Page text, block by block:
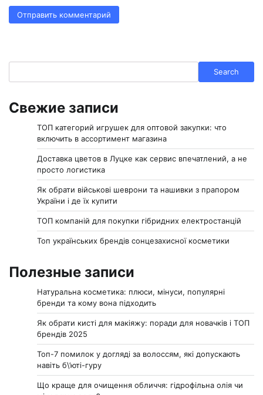
Search
Свежие записи
ТОП категорий игрушек для оптовой закупки: что
включить в ассортимент магазина
Доставка цветов в Луцке как сервис впечатлений, а не
просто логистика
Як обрати військові шеврони та нашивки з прапором
України і де їх купити
ТОП компаній для покупки гібридних електростанцій
Топ українських брендів сонцезахисної косметики
Полезные записи
Натуральна косметика: плюси, мінуси, популярні
бренди та кому вона підходить
Як обрати кисті для макіяжу: поради для новачків і ТОП
брендів 2025
Топ-7 помилок у догляді за волоссям, які допускають
навіть б\’юті-гуру
Що краще для очищення обличчя: гідрофільна олія чи